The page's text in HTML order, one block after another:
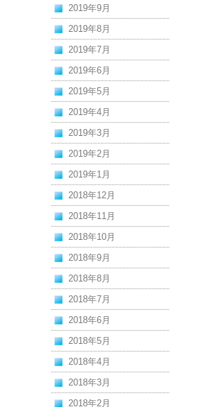
2019年9月
2019年8月
2019年7月
2019年6月
2019年5月
2019年4月
2019年3月
2019年2月
2019年1月
2018年12月
2018年11月
2018年10月
2018年9月
2018年8月
2018年7月
2018年6月
2018年5月
2018年4月
2018年3月
2018年2月